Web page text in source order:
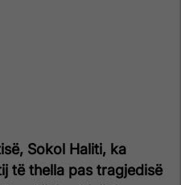
Sokol Haliti, ka
të thella pas tragjedisë